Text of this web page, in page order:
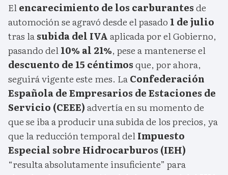
Elencarecimiento de los carburantesde
automoción se agravó desde el pasado 1 de julio
tras lasubida del IVAaplicada por el Gobierno,
pasando del10% al 21%, pese a mantenerse el
descuento de 15 céntimosque, por ahora,
seguirá vigente este mes. LaConfederación
Española de Empresarios de Estaciones de
Servicio (CEEE)advertía en su momento de
que se iba a producir una subida de los precios, ya
que la reducción temporal delImpuesto
Especial sobre Hidrocarburos (IEH)
“resulta absolutamente insuficiente” para